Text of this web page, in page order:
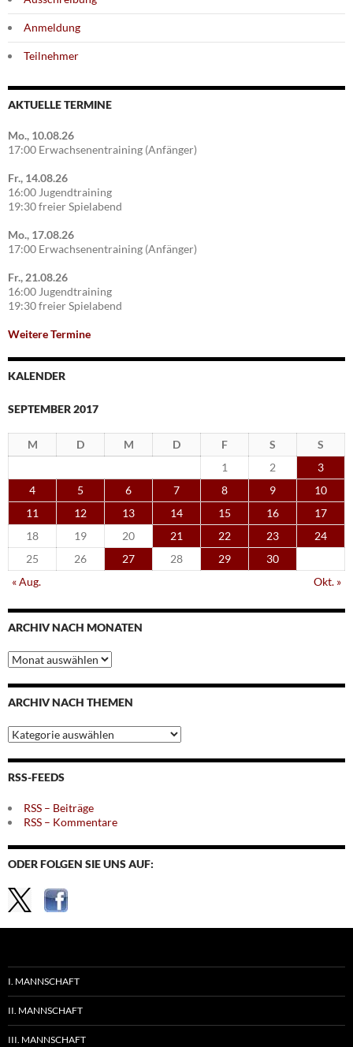
Anmeldung
Teilnehmer
AKTUELLE TERMINE
Mo., 10.08.26
17:00 Erwachsenentraining (Anfänger)
Fr., 14.08.26
16:00 Jugendtraining
19:30 freier Spielabend
Mo., 17.08.26
17:00 Erwachsenentraining (Anfänger)
Fr., 21.08.26
16:00 Jugendtraining
19:30 freier Spielabend
Weitere Termine
KALENDER
SEPTEMBER 2017
M D M D F S
S
1
2
3
4
5 6 7 8 9
10
11
12 13 14 15 16
17
18
19 20 21 22 23
24
25
26 27 28 29
30
« Aug.
Okt. »
ARCHIV NACH MONATEN
Archiv
nach
Monaten
ARCHIV NACH THEMEN
Archiv
nach
Themen
RSS-FEEDS
RSS – Beiträge
RSS – Kommentare
ODER FOLGEN SIE UNS AUF:
I. MANNSCHAFT
II. MANNSCHAFT
III. MANNSCHAFT